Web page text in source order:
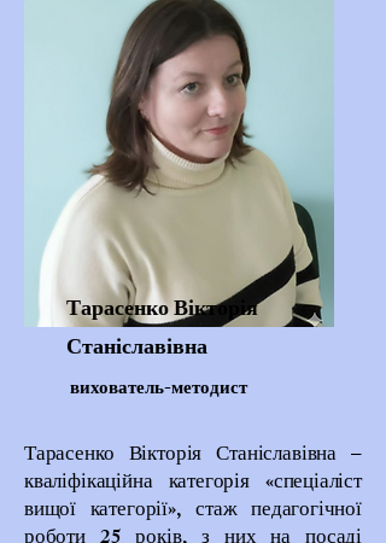
Тарасенко Вікторія
Станіславівна
вихователь-методист
Тарасенко Вікторія Станіславівна –
кваліфікаційна категорія «спеціаліст
вищої категорії», стаж педагогічної